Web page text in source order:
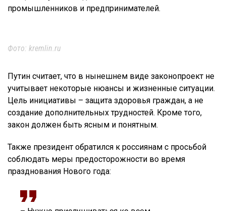
промышленников и предпринимателей.
Фото: kremlin.ru
Путин считает, что в нынешнем виде законопроект не
учитывает некоторые нюансы и жизненные ситуации.
Цель инициативы – защита здоровья граждан, а не
создание дополнительных трудностей. Кроме того,
закон должен быть ясным и понятным.
Также президент обратился к россиянам с просьбой
соблюдать меры предосторожности во время
празднования Нового года: